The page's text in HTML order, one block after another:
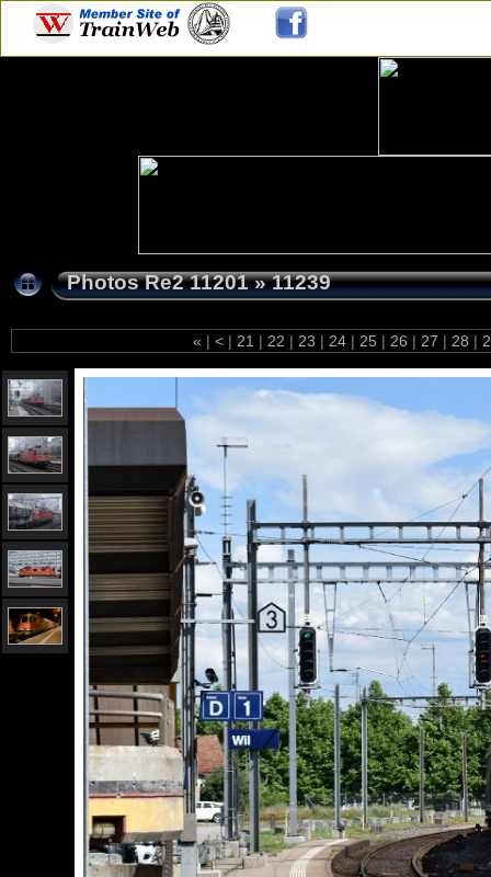
Photos Re2 11201»11239
« | < | 21 | 22 | 23 | 24 | 25 | 26 | 27 | 28 |